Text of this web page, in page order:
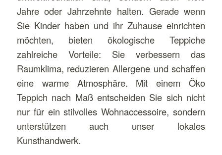
Jahre oder Jahrzehnte halten. Gerade wenn
Sie Kinder haben und ihr Zuhause einrichten
möchten, bieten ökologische Teppiche
zahlreiche Vorteile: Sie verbessern das
Raumklima, reduzieren Allergene und schaffen
eine warme Atmosphäre. Mit einem Öko
Teppich nach Maß entscheiden Sie sich nicht
nur für ein stilvolles Wohnaccessoire, sondern
unterstützen auch unser lokales
Kunsthandwerk.